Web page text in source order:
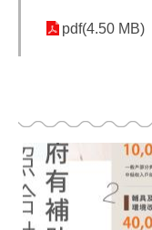
pdf(4.50 MB)